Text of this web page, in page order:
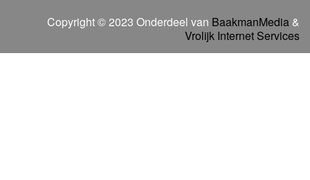
Copyright © 2023 Onderdeel van BaakmanMedia &
Vrolijk Internet Services